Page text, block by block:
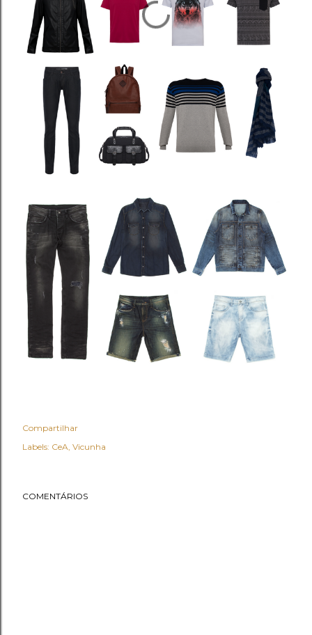
Compartilhar
Labels: CeA Vicunha
COMENTÁRIOS